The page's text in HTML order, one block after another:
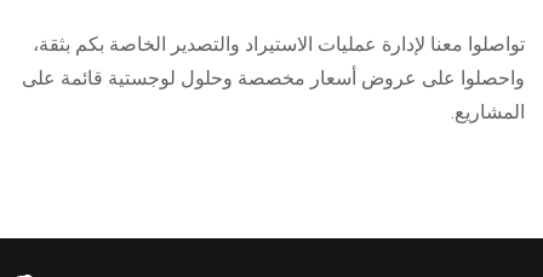
تواصلوا معنا لإدارة عمليات الاستيراد والتصدير الخاصة بكم بثقة،
واحصلوا على عروض أسعار مخصصة وحلول لوجستية قائمة على
المشاريع.